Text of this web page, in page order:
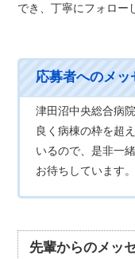
でき、丁寧にフォロー
津田沼中央総合病
良く病棟の枠を超
いるので、是非一
お待ちしています。
先輩からのメッ